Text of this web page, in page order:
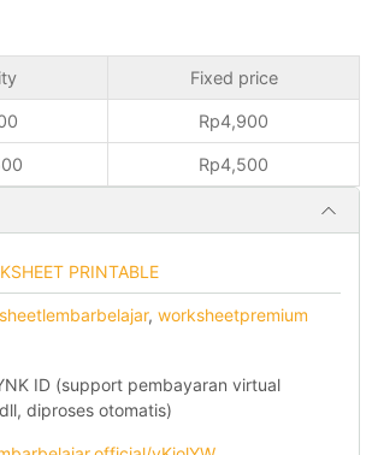
Fixed price
Rp4,900
Rp4,500
PRINTABLE
, worksheetpremium
ID (support pembayaran virtual
diproses otomatis)